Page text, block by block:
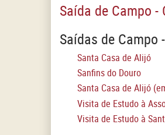
Saída de Campo -
Saídas de Campo
Santa Casa de Alijó
Sanfins do Douro
Santa Casa de Alijó
Visita de Estudo à
Visita de Estudo à